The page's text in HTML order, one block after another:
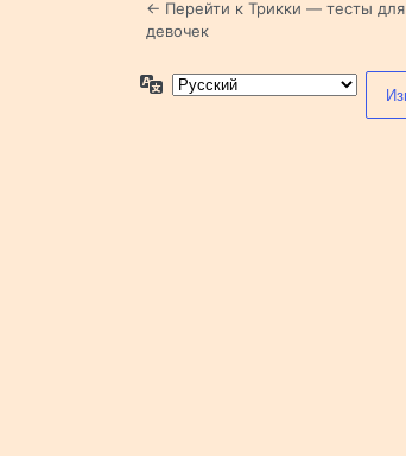
← Перейти к Трикки — тесты для
девочек
Язык